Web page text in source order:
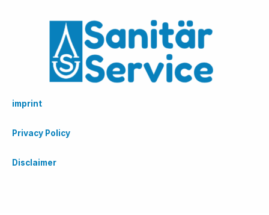
imprint
Privacy Policy
Disclaimer